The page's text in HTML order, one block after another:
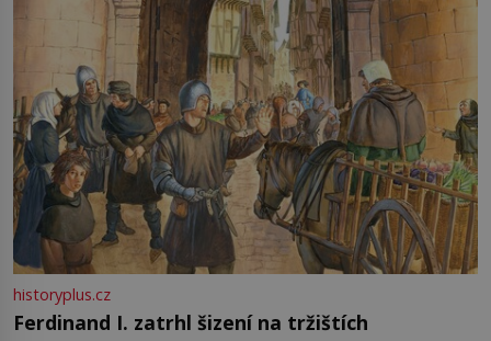
historyplus.cz
Ferdinand I. zatrhl šizení na tržištích